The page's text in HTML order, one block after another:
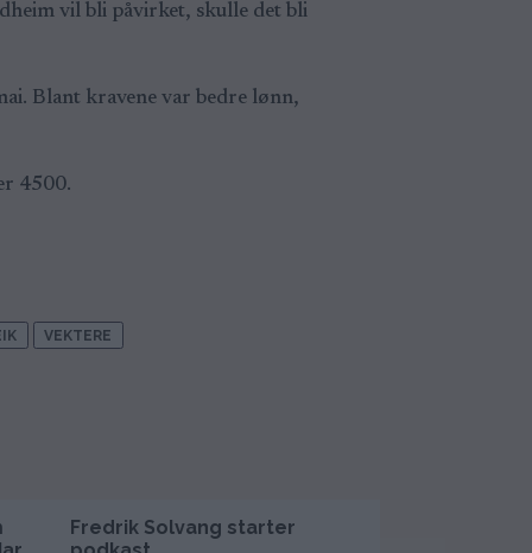
vil bli påvirket, skulle det bli
Blant kravene var bedre lønn,
4500.
VEKTERE
Fredrik Solvang starter